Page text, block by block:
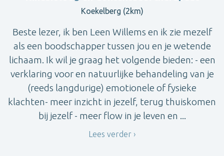
Koekelberg (2km)
Beste lezer, ik ben Leen Willems en ik zie mezelf
als een boodschapper tussen jou en je wetende
lichaam. Ik wil je graag het volgende bieden: - een
verklaring voor en natuurlijke behandeling van je
(reeds langdurige) emotionele of fysieke
klachten- meer inzicht in jezelf, terug thuiskomen
bij jezelf - meer flow in je leven en ...
Lees verder